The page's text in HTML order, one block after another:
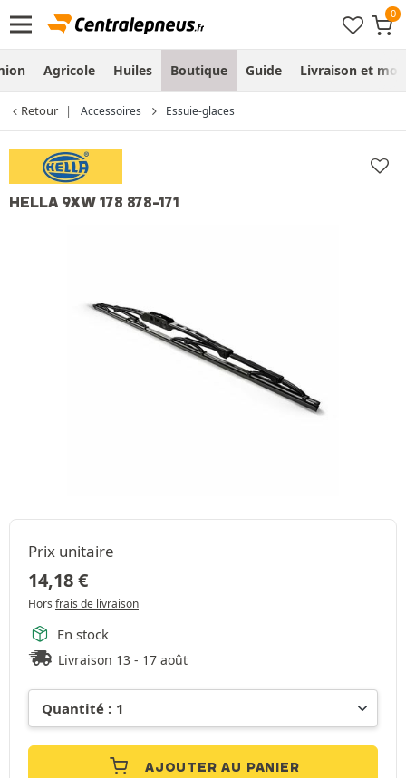
Agricole Huiles Boutique Guide Livraison et
Retour Accessoires Essuie-glaces
HELLA 9XW 178 878-171
Prix unitaire
14,18€
Hors frais de livraison
En stock
Livraison 13 - 17 août
AJOUTER AU PANIER